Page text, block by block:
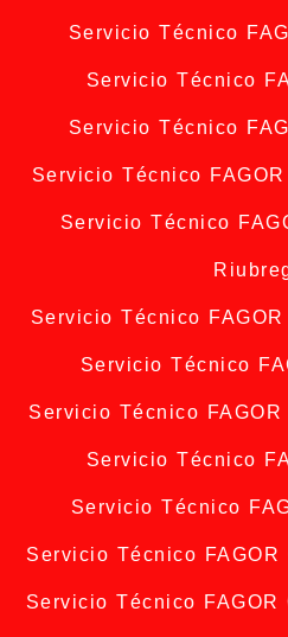
Servicio Técnico
Servicio Técnico
Servicio Técnico
Servicio Técnico
Servicio Técnico
Servicio Técnico
Servicio Técnico
Servicio Técnico
Servicio Técnico
Servicio Técnico
Servicio Técnico
Servicio Técnico